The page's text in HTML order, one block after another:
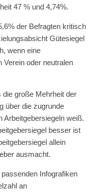
47 % und 4,74%.
der Befragten kritisch
Gütesiegel
wenn eine
Verein oder neutralen
große Mehrheit der
über die zugrunde
Arbeitgebersiegeln weiß.
besser ist
allein
ausmacht.
Infografiken
an